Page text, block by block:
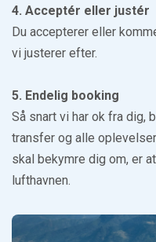
4. Acceptér eller justér
Du accepterer eller
vi justerer efter.
5. Endelig booking
Så snart vi har ok fra dig,
transfer og alle
skal bekymre dig om, er
lufthavnen.